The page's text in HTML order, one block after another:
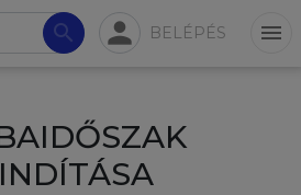
search person BELÉPÉS menu